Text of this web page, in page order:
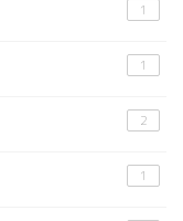
1
1
2
1